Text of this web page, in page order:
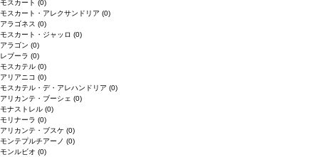
モスカート (0)
モスカート・アレクサンドリア (0)
アラゴネス (0)
モスカート・ジャッロ (0)
アラゴン (0)
レブーラ (0)
モスカテル (0)
アリアニコ (0)
モスカテル・デ・アレハンドリア (0)
アリカンテ・ブーシェ (0)
モナストレル (0)
モリナーラ (0)
アリカンテ・ブスケ (0)
モンテプルチアーノ (0)
モンルビオ (0)